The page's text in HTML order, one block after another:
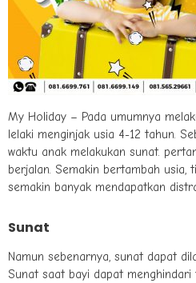
My Holiday – Pada umumnya
lelaki menginjak usia 4-12 tahun.
waktu anak melakukan sunat.
berjalan. Semakin bertambah usia,
semakin banyak mendapatkan
Sunat
Namun sebenarnya, sunat dapat
Sunat saat bayi dapat